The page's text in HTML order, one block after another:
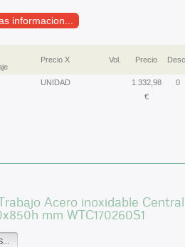
informacion...
Precio X Vol. Precio Desc.
UNIDAD
1.332,98
€
0
Acero inoxidable
mm WTC170260S1